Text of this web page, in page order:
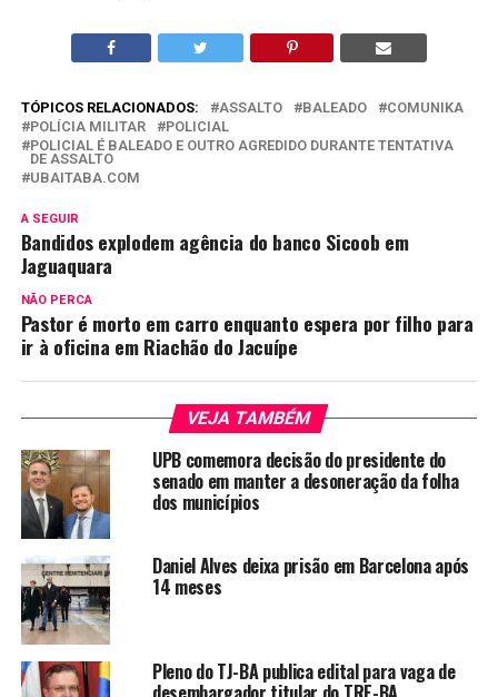
TÓPICOS RELACIONADOS: ASSALTO BALEADO
COMUNIKA
POLÍCIA MILITAR
POLICIAL
POLICIAL É BALEADO E OUTRO AGREDIDO DURANTE TENTATIVA
DE ASSALTO
UBAITABA.COM
A SEGUIR
Bandidos explodem agência do banco Sicoob em
Jaguaquara
NÃO PERCA
Pastor é morto em carro enquanto espera por filho para
ir à oficina em Riachão do Jacuípe
VEJA TAMBÉM
UPB comemora decisão do presidente do
senado em manter a desoneração da folha
dos municípios
Daniel Alves deixa prisão em Barcelona após
14 meses
Pleno do TJ-BA publica edital para vaga de